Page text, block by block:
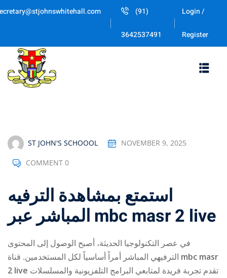
Skip
(91)
3642537491
Login /
Register
ST JOHN'S SCHOOOL NOVEMBER 9, 2025
COMMENT 0
استمتع بمشاهدة الترفيه
المباشر عبر mbc masr 2 live
في عصر التكنولوجيا الحديثة، أصبح الوصول إلى المحتوى
mbc masr
2 live